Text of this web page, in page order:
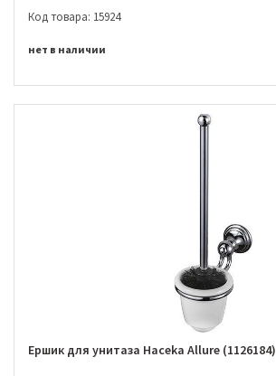
Код товара: 15924
нет в наличии
Ершик для унитаза Haceka Allure (1126184)